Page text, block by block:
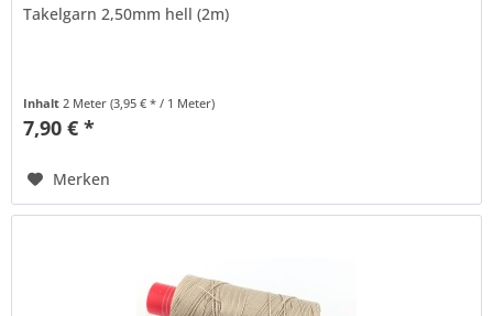
Takelgarn 2,50mm hell (2m)
Inhalt2 Meter(3,95 € * / 1 Meter)
7,90 € *
Merken